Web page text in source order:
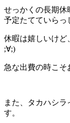
せっかくの長期休
予定たてていらっ
休暇は嬉しいけど
;∀;)
急な出費の時こそ
また、タカハシラ
す。